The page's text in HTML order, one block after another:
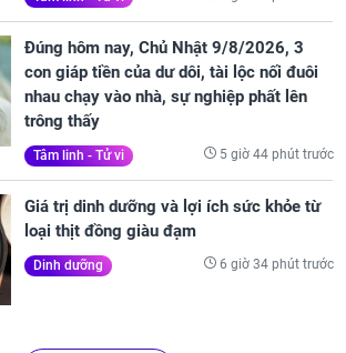
Đúng hôm nay, Chủ Nhật 9/8/2026, 3
con giáp tiền của dư dôi, tài lộc nối đuôi
nhau chạy vào nhà, sự nghiệp phất lên
trông thấy
Tâm linh - Tử vi 5 giờ 44 phút trước
Giá trị dinh dưỡng và lợi ích sức khỏe từ
loại thịt đồng giàu đạm
Dinh dưỡng 6 giờ 34 phút trước